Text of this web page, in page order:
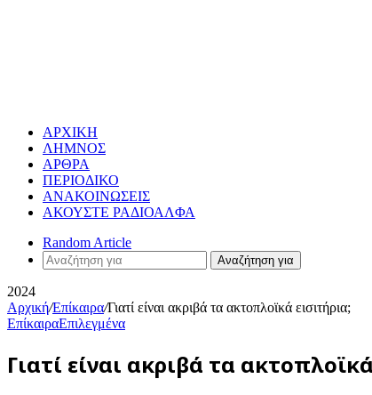
ΑΡΧΙΚΗ
ΛΗΜΝΟΣ
ΑΡΘΡΑ
ΠΕΡΙΟΔΙΚΟ
ΑΝΑΚΟΙΝΩΣΕΙΣ
ΑΚΟΥΣΤΕ ΡΑΔΙΟΑΛΦΑ
Random Article
Αναζήτηση για
2024
Αρχική/Επίκαιρα/Γιατί είναι ακριβά τα ακτοπλοϊκά εισιτήρια;
ΕπίκαιραΕπιλεγμένα
Γιατί είναι ακριβά τα